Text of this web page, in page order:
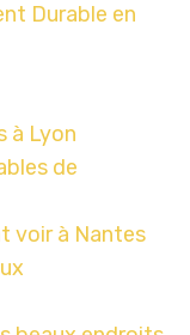
Durable en
à Lyon
de
voir à Nantes